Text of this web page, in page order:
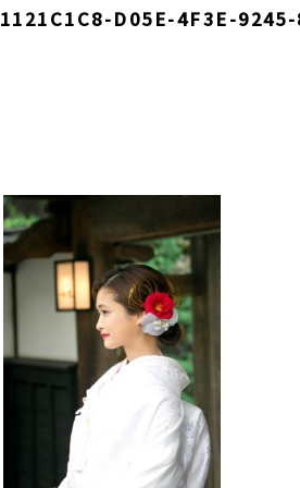
1121C1C8-D05E-4F3E-